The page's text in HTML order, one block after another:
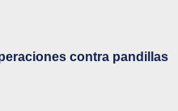
contra pandillas